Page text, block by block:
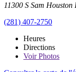
11300 S Sam
(281) 407-2750
Heures
Directions
VoirPhotos